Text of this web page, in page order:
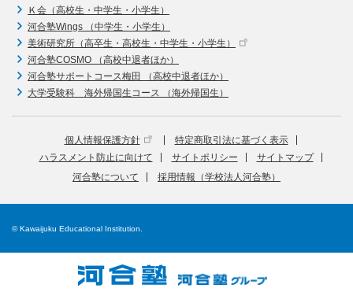
Ｋ会（高校生・中学生・小学生）
河合塾Wings （中学生・小学生）
美術研究所（高卒生・高校生・中学生・小学生）
河合塾COSMO （高校中退者ほか）
河合塾サポートコース梅田 （高校中退者ほか）
大学受験科 海外帰国生コース （海外帰国生）
個人情報保護方針
特定商取引法に基づく表示
ハラスメント防止に向けて
サイトポリシー
サイトマップ
河合塾について
採用情報（学校法人河合塾）
© Kawaijuku Educational Institution.